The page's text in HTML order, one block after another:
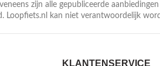
zijn alle gepubliceerde
Loopfiets.nl kan niet verantwoordelijk
KLANTENSERVICE